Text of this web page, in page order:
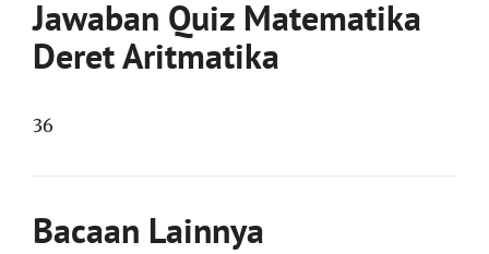
Jawaban Quiz Matematika
Deret Aritmatika
36
Bacaan Lainnya